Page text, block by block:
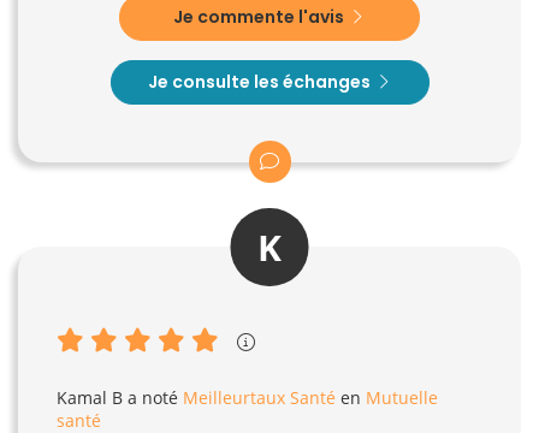
Je commente l'avis
Je consulte les échanges
K
Kamal B a noté Meilleurtaux Santé en Mutuelle
santé